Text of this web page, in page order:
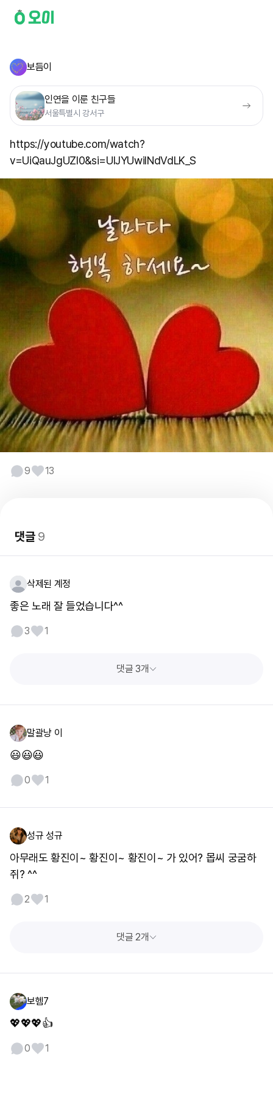
보듬이
인연을 이룬 친구들
서울특별시 강서구
https://youtube.com/watch?
v=UiQauJgUZl0&si=UIJYUwiINdVdLK_S
9 13
댓글9
삭제된 계정
좋은 노래 잘 들었습니다^^
3 1
댓글 3개
말괄냥 이
😃😃😃
0 1
성규 성규
아무래도 황진이~ 황진이~ 황진이~ 가 있어? 몹씨 궁굼하
쥐? ^^
2 1
댓글 2개
보헴7
💖💖💖👍
0 1